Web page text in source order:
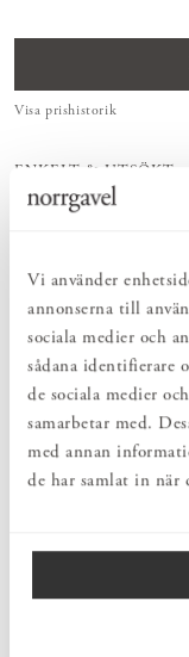
Vi använder
annonserna till
sociala medier och
sådana identifierare
de sociala medier
samarbetar med.
med annan
de har samlat in när
Visa prishistorik
ENKELT & UTSÖKT
Hos oss hittar du ett
Bruksföremål och
HARMONISK HELHET
Inredningsdetaljer som
helhetsupplevelse.
En liten serie vackert